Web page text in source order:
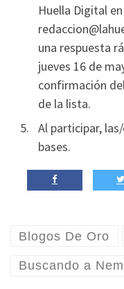
Huella Digital
una respuesta
jueves 16 de
confirmación
de la lista.
Al participar,
bases.
Blogos De Oro
Buscando a